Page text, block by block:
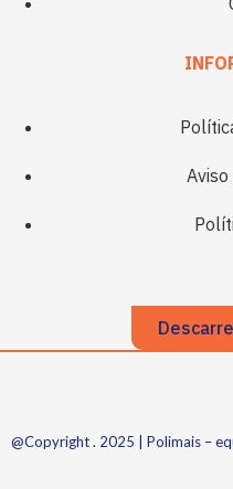
@Copyright . 2025 | Polimais –